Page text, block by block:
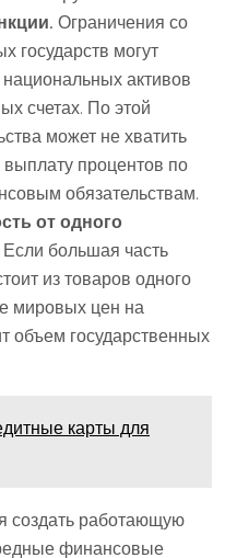
Ограничения со
государств могут
активов
счетах. По этой
может не хватить
процентов по
обязательствам.
от одного
Если большая часть
из товаров одного
мировых цен на
объем государственных
карты для
создать работающую
финансовые